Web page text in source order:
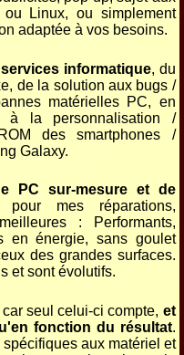
Linux, ou simplement
adaptée à vos besoins.
informatique, du
de la solution aux bugs /
matérielles PC, en
à la personnalisation /
des smartphones /
Galaxy.
PC sur-mesure et de
pour mes réparations,
: Performants,
en énergie, sans goulet
des grandes surfaces.
et sont évolutifs.
car seul celui-ci compte, et
fonction du résultat.
aux matériel et